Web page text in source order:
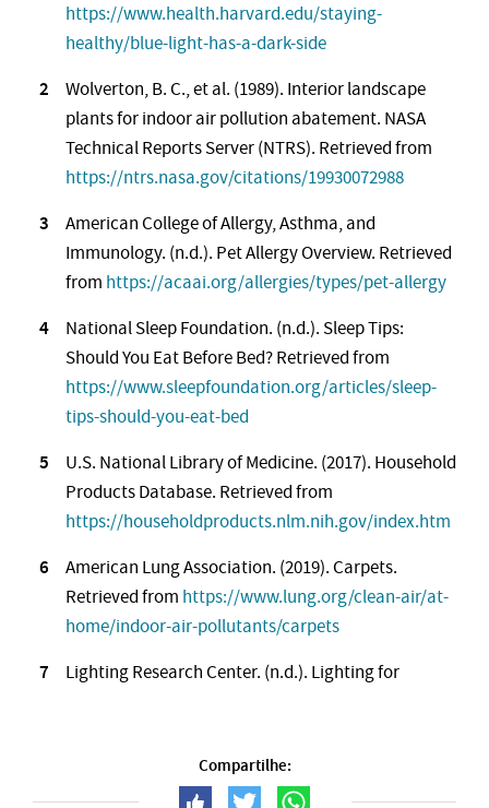
https://www.health.harvard.edu/staying-
healthy/blue-light-has-a-dark-side
Wolverton, B. C., et al. (1989). Interior landscape
plants for indoor air pollution abatement. NASA
Technical Reports Server (NTRS). Retrieved from
https://ntrs.nasa.gov/citations/19930072988
American College of Allergy, Asthma, and
Immunology. (n.d.). Pet Allergy Overview. Retrieved
from https://acaai.org/allergies/types/pet-allergy
National Sleep Foundation. (n.d.). Sleep Tips:
Should You Eat Before Bed? Retrieved from
https://www.sleepfoundation.org/articles/sleep-
tips-should-you-eat-bed
U.S. National Library of Medicine. (2017). Household
Products Database. Retrieved from
https://householdproducts.nlm.nih.gov/index.htm
American Lung Association. (2019). Carpets.
Retrieved from https://www.lung.org/clean-air/at-
home/indoor-air-pollutants/carpets
Lighting Research Center. (n.d.). Lighting for
Compartilhe: